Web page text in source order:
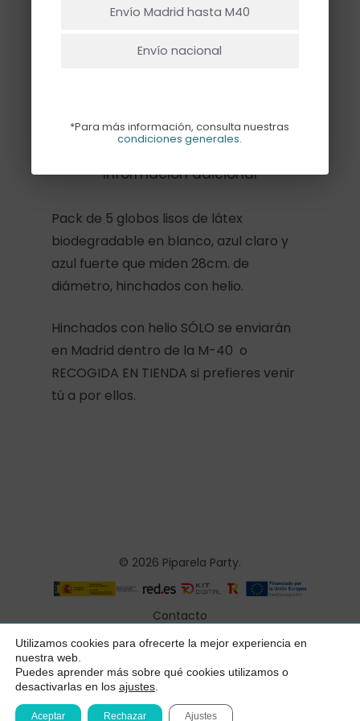
Subtotal: 0,00
Ver Carrito
Añadir Al Carrito
Descripción
Información adicional
Pack de 5 globos lisos de látex
biodegradable en blanco, azul claro y
azul fuerte que miden 28cm. de
diámetro, hinchados con helio.
Hinchados con helio SÓLO se enviarán
en Madrid dentro de la M-40 o
RECOGIDA EN TIENDA si prefieres venir
tú a por ellos.
© 2026 Piparela Party.
Contacto
Aviso legal
Política de privacidad
Condiciones generales
Utilizamos cookies para ofrecerte la mejor experiencia en
nuestra web.
Puedes aprender más sobre qué cookies utilizamos o
desactivarlas en los ajustes
Aceptar Rechazar Ajustes
Envío Madrid hasta M40
Envío nacional
*Para más información, consulta nuestras
condiciones generales.